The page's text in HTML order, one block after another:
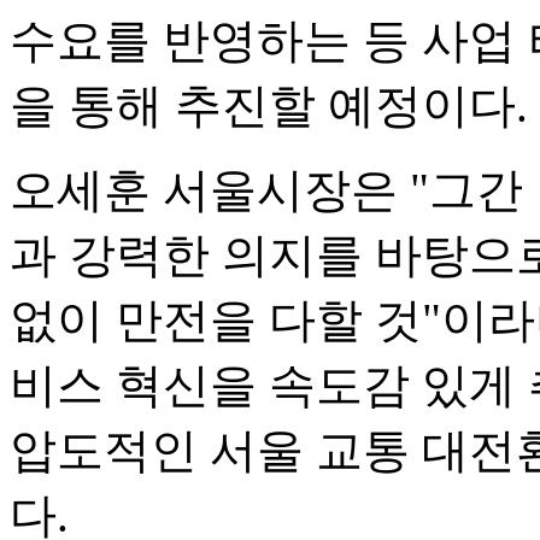
수요를 반영하는 등 사업
을 통해 추진할 예정이다.
오세훈 서울시장은 "그
과 강력한 의지를 바탕으
없이 만전을 다할 것"이
비스 혁신을 속도감 있게
압도적인 서울 교통 대
다.